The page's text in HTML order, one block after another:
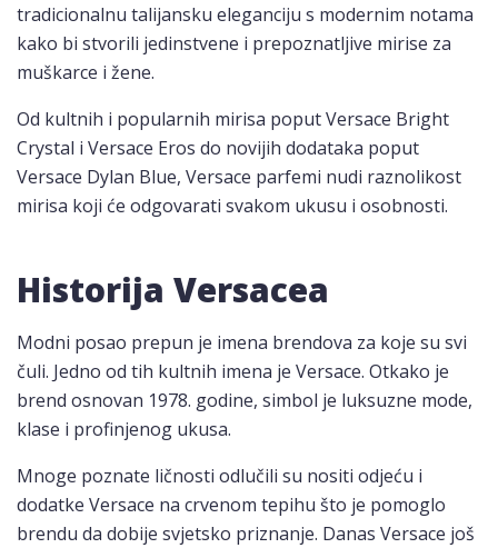
tradicionalnu talijansku eleganciju s modernim notama
kako bi stvorili jedinstvene i prepoznatljive mirise za
muškarce i žene.
Od kultnih i popularnih mirisa poput Versace Bright
Crystal i Versace Eros do novijih dodataka poput
Versace Dylan Blue, Versace parfemi nudi raznolikost
mirisa koji će odgovarati svakom ukusu i osobnosti.
Historija Versacea
Modni posao prepun je imena brendova za koje su svi
čuli. Jedno od tih kultnih imena je Versace. Otkako je
brend osnovan 1978. godine, simbol je luksuzne mode,
klase i profinjenog ukusa.
Mnoge poznate ličnosti odlučili su nositi odjeću i
dodatke Versace na crvenom tepihu što je pomoglo
brendu da dobije svjetsko priznanje. Danas Versace još